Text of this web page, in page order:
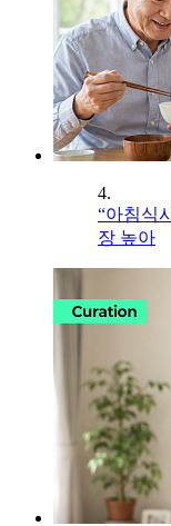
4.
“아침식
장 높아